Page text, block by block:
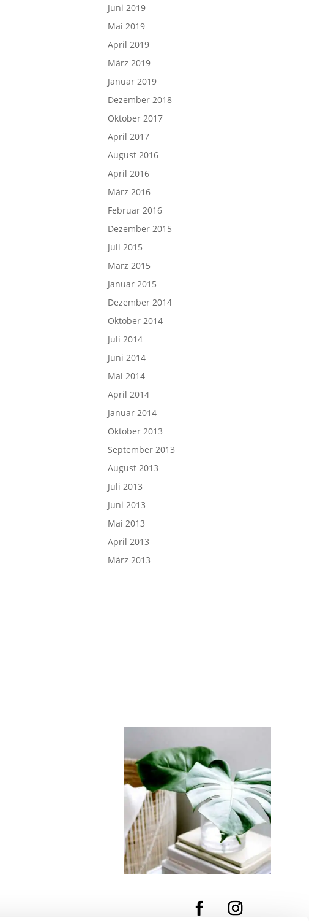
Juni 2019
Mai 2019
April 2019
März 2019
Januar 2019
Dezember 2018
Oktober 2017
April 2017
August 2016
April 2016
März 2016
Februar 2016
Dezember 2015
Juli 2015
März 2015
Januar 2015
Dezember 2014
Oktober 2014
Juli 2014
Juni 2014
Mai 2014
April 2014
Januar 2014
Oktober 2013
September 2013
August 2013
Juli 2013
Juni 2013
Mai 2013
April 2013
März 2013